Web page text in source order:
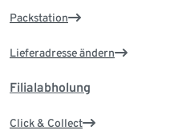
Packstation
Lieferadresse ändern
Filialabholung
Click & Collect